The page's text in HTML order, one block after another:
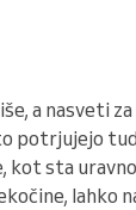
a nasveti
potrjujejo
kot sta
lahko